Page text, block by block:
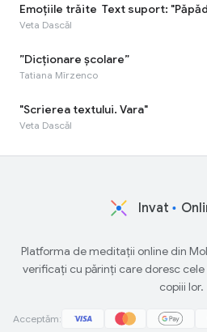
Emoţiile trăite Text suport:
Veta Dascăl
”Dicționare școlare”
Tatiana Mîrzenco
"Scrierea textului. Vara"
Veta Dascăl
Invat
Platforma de meditații online din
verificați cu părinți care doresc
copiii lor.
Acceptăm: